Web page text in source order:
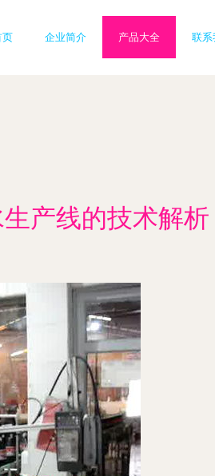
页 企业简介 产品大全 联系
产线的技术解析